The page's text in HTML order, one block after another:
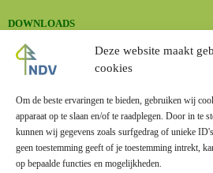
Deze website maakt
cookies
Om de beste ervaringen te bieden, gebruiken wij
apparaat op te slaan en/of te raadplegen. Door in te
kunnen wij gegevens zoals surfgedrag of unieke
geen toestemming geeft of je toestemming intrekt,
op bepaalde functies en mogelijkheden.
DOWNLOADS
BOMENBIEB
boomsoorten.